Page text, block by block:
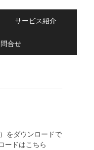
サービス紹介
合せ
をダウンロードで
ードはこちら